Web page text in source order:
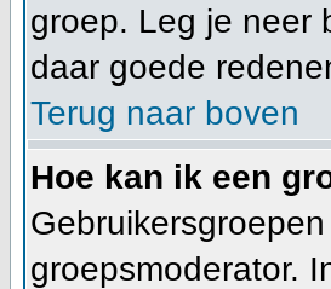
groep. Leg je neer
daar goede
Terug naar boven
Hoe kan ik een
groepsmoderator.